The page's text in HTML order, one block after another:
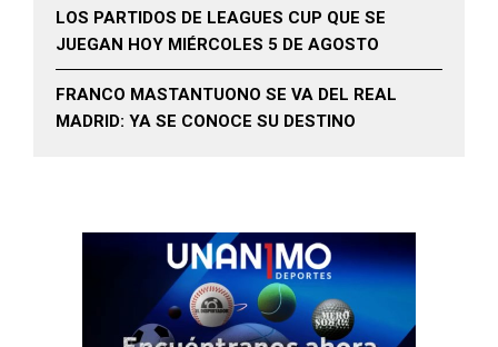
LOS PARTIDOS DE LEAGUES CUP QUE SE
JUEGAN HOY MIÉRCOLES 5 DE AGOSTO
FRANCO MASTANTUONO SE VA DEL REAL
MADRID: YA SE CONOCE SU DESTINO